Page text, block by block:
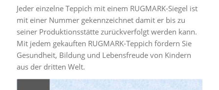
Jeder einzelne Teppich mit einem RUGMARK-Siegel ist
mit einer Nummer gekennzeichnet damit er bis zu
seiner Produktionsstätte zurückverfolgt werden kann.
Mit jedem gekauften RUGMARK-Teppich fördern Sie
Gesundheit, Bildung und Lebensfreude von Kindern
aus der dritten Welt.